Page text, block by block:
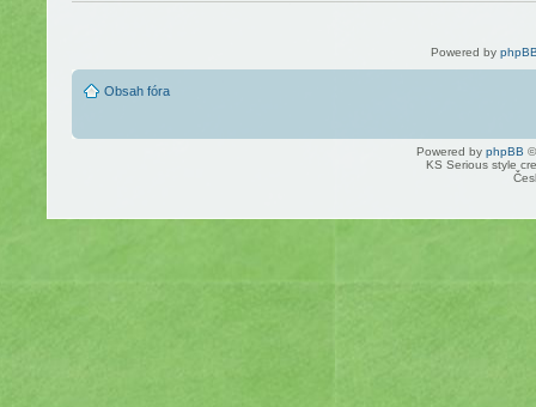
Powered by
Obsah fóra
Powered by phpBB
KS Serious style